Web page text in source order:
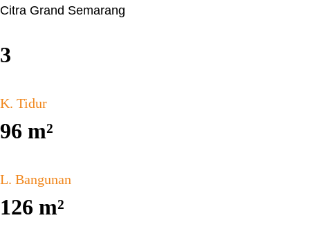
Citra Grand Semarang
3
K. Tidur
96 m²
L. Bangunan
126 m²